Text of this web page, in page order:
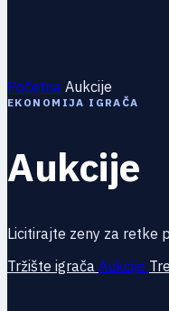
Početna Aukcije
EKONOMIJA IGRAČA
Aukcije
Licitirajte zeny za retke
Tržište igrača Aukcije